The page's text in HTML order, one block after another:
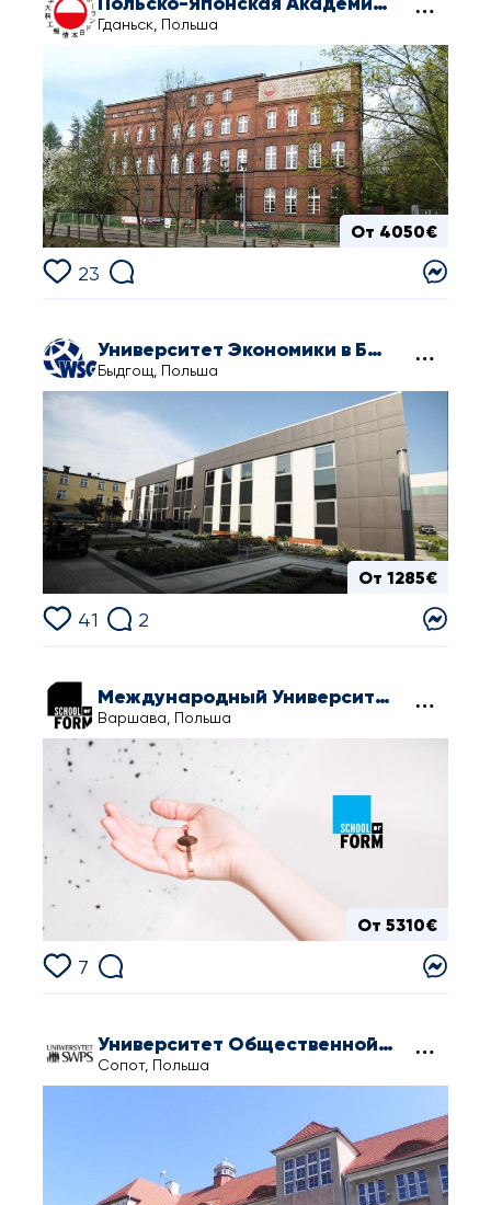
Гданьск, Польша
От 4050€
23
Университет Экономики в Быдгоще
Быдгощ, Польша
От 1285€
41 2
Международный Университет Дизайна
Варшава, Польша
От 5310€
7
Университет Общественной Психологии и Гуманитарных Наук в Сопоте
Сопот, Польша